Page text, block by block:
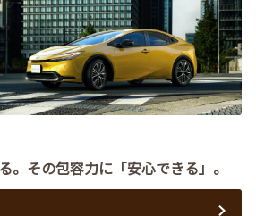
。その包容力に「安心できる」。